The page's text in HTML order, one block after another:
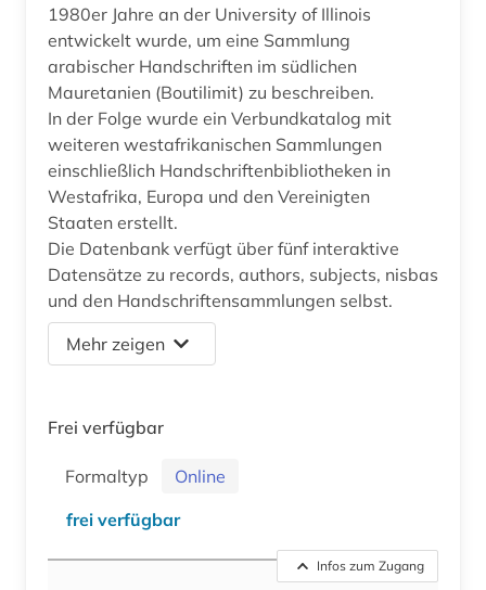
1980er Jahre an der University of Illinois
entwickelt wurde, um eine Sammlung
arabischer Handschriften im südlichen
Mauretanien (Boutilimit) zu beschreiben.
In der Folge wurde ein Verbundkatalog mit
weiteren westafrikanischen Sammlungen
einschließlich Handschriftenbibliotheken in
Westafrika, Europa und den Vereinigten
Staaten erstellt.
Die Datenbank verfügt über fünf interaktive
Datensätze zu records, authors, subjects, nisbas
und den Handschriftensammlungen selbst.
Mehr zeigen
Frei verfügbar
Formaltyp
Online
frei verfügbar
Infos zum Zugang